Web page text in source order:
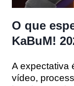
O que
KaBuM!
A expectativa
vídeo,